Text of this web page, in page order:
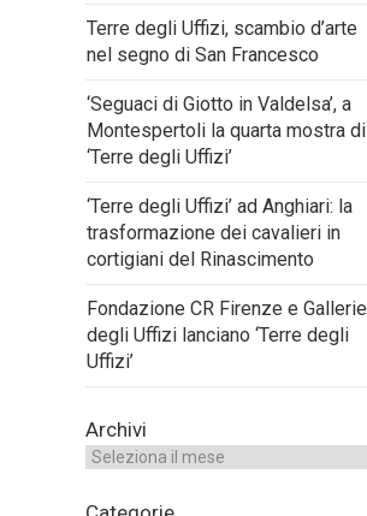
Terre degli Uffizi, scambio d’arte
nel segno di San Francesco
‘Seguaci di Giotto in Valdelsa’, a
Montespertoli la quarta mostra di
‘Terre degli Uffizi’
‘Terre degli Uffizi’ ad Anghiari: la
trasformazione dei cavalieri in
cortigiani del Rinascimento
Fondazione CR Firenze e Gallerie
degli Uffizi lanciano ‘Terre degli
Uffizi’
Archivi